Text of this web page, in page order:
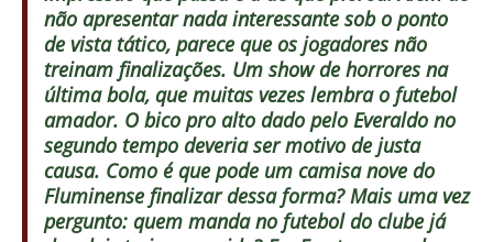
não apresentar nada interessante sob o ponto
de vista tático, parece que os jogadores não
treinam finalizações. Um show de horrores na
última bola, que muitas vezes lembra o futebol
amador. O bico pro alto dado pelo Everaldo no
segundo tempo deveria ser motivo de justa
causa. Como é que pode um camisa nove do
Fluminense finalizar dessa forma? Mais uma vez
pergunto: quem manda no futebol do clube já